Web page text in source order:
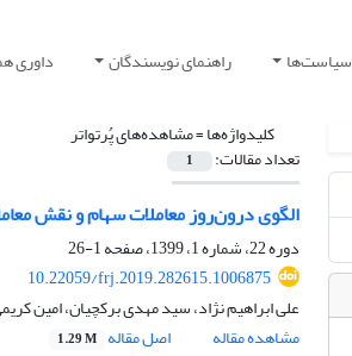
سیاست‌ها راهنمای نویسندگان داوری
کلیدواژه‌ها =مشاهده‌های پُرتواتر
تعداد مقالات: 1
الگوی درون‌روز معاملات سهام و نقش
دوره 22، شماره 1، 1399، صفحه
1-26
10.22059/frj.2019.282615.1006875
علی ابراهیم نژاد، سید مهدی برکچیان، امین
مشاهده مقاله
اصل مقاله 1.29 M